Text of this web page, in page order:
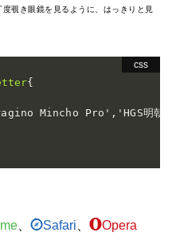
覗き眼鏡を見るように、はっきりと見
{
Mincho Pro' , 'HGS明朝
、 Safari、 Opera